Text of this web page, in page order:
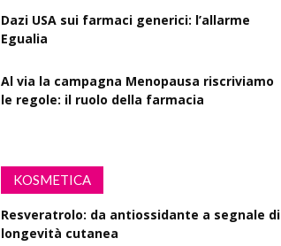
Dazi USA sui farmaci generici: l’allarme
Egualia
Al via la campagna Menopausa riscriviamo
le regole: il ruolo della farmacia
KOSMETICA
Resveratrolo: da antiossidante a segnale di
longevità cutanea